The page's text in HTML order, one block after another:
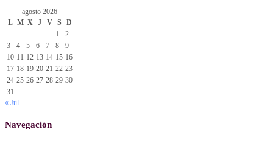
agosto 2026
L M X J V S
D
1
2
3
4 5 6 7 8
9
10 11 12 13 14 15 16
17 18 19 20 21 22 23
24 25 26 27 28 29 30
31
« Jul
Navegación